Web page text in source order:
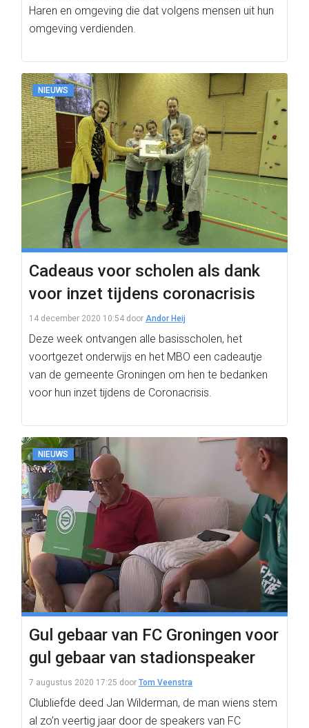
Haren en omgeving die dat volgens mensen uit hun
omgeving verdienden.
NIEUWS
Cadeaus voor scholen als dank
voor inzet tijdens coronacrisis
14 december 2020 10:54 door Andor Heij
Deze week ontvangen alle basisscholen, het
voortgezet onderwijs en het MBO een cadeautje
van de gemeente Groningen om hen te bedanken
voor hun inzet tijdens de Coronacrisis.
NIEUWS
Gul gebaar van FC Groningen voor
gul gebaar van stadionspeaker
7 augustus 2020 17:25 door Tom Veenstra
Clubliefde deed Jan Wilderman, de man wiens stem
al zo’n veertig jaar door de speakers van FC